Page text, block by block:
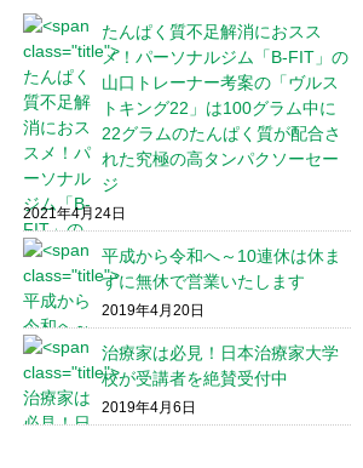
たんぱく質不足解消におスス
メ！パーソナルジム「B-FIT」の
山口トレーナー考案の「ヴルス
トキング22」は100グラム中に
22グラムのたんぱく質が配合さ
れた究極の高タンパクソーセー
ジ
2021年4月24日
平成から令和へ～10連休は休ま
ずに無休で営業いたします
2019年4月20日
治療家は必見！日本治療家大学
校が受講者を絶賛受付中
2019年4月6日